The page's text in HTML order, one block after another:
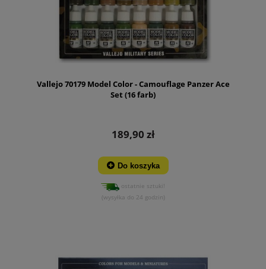
Vallejo 70179 Model Color - Camouflage Panzer Ace
Set (16 farb)
189,90 zł
Do koszyka
ostatnie sztuki!
(wysyłka do 24 godzin)